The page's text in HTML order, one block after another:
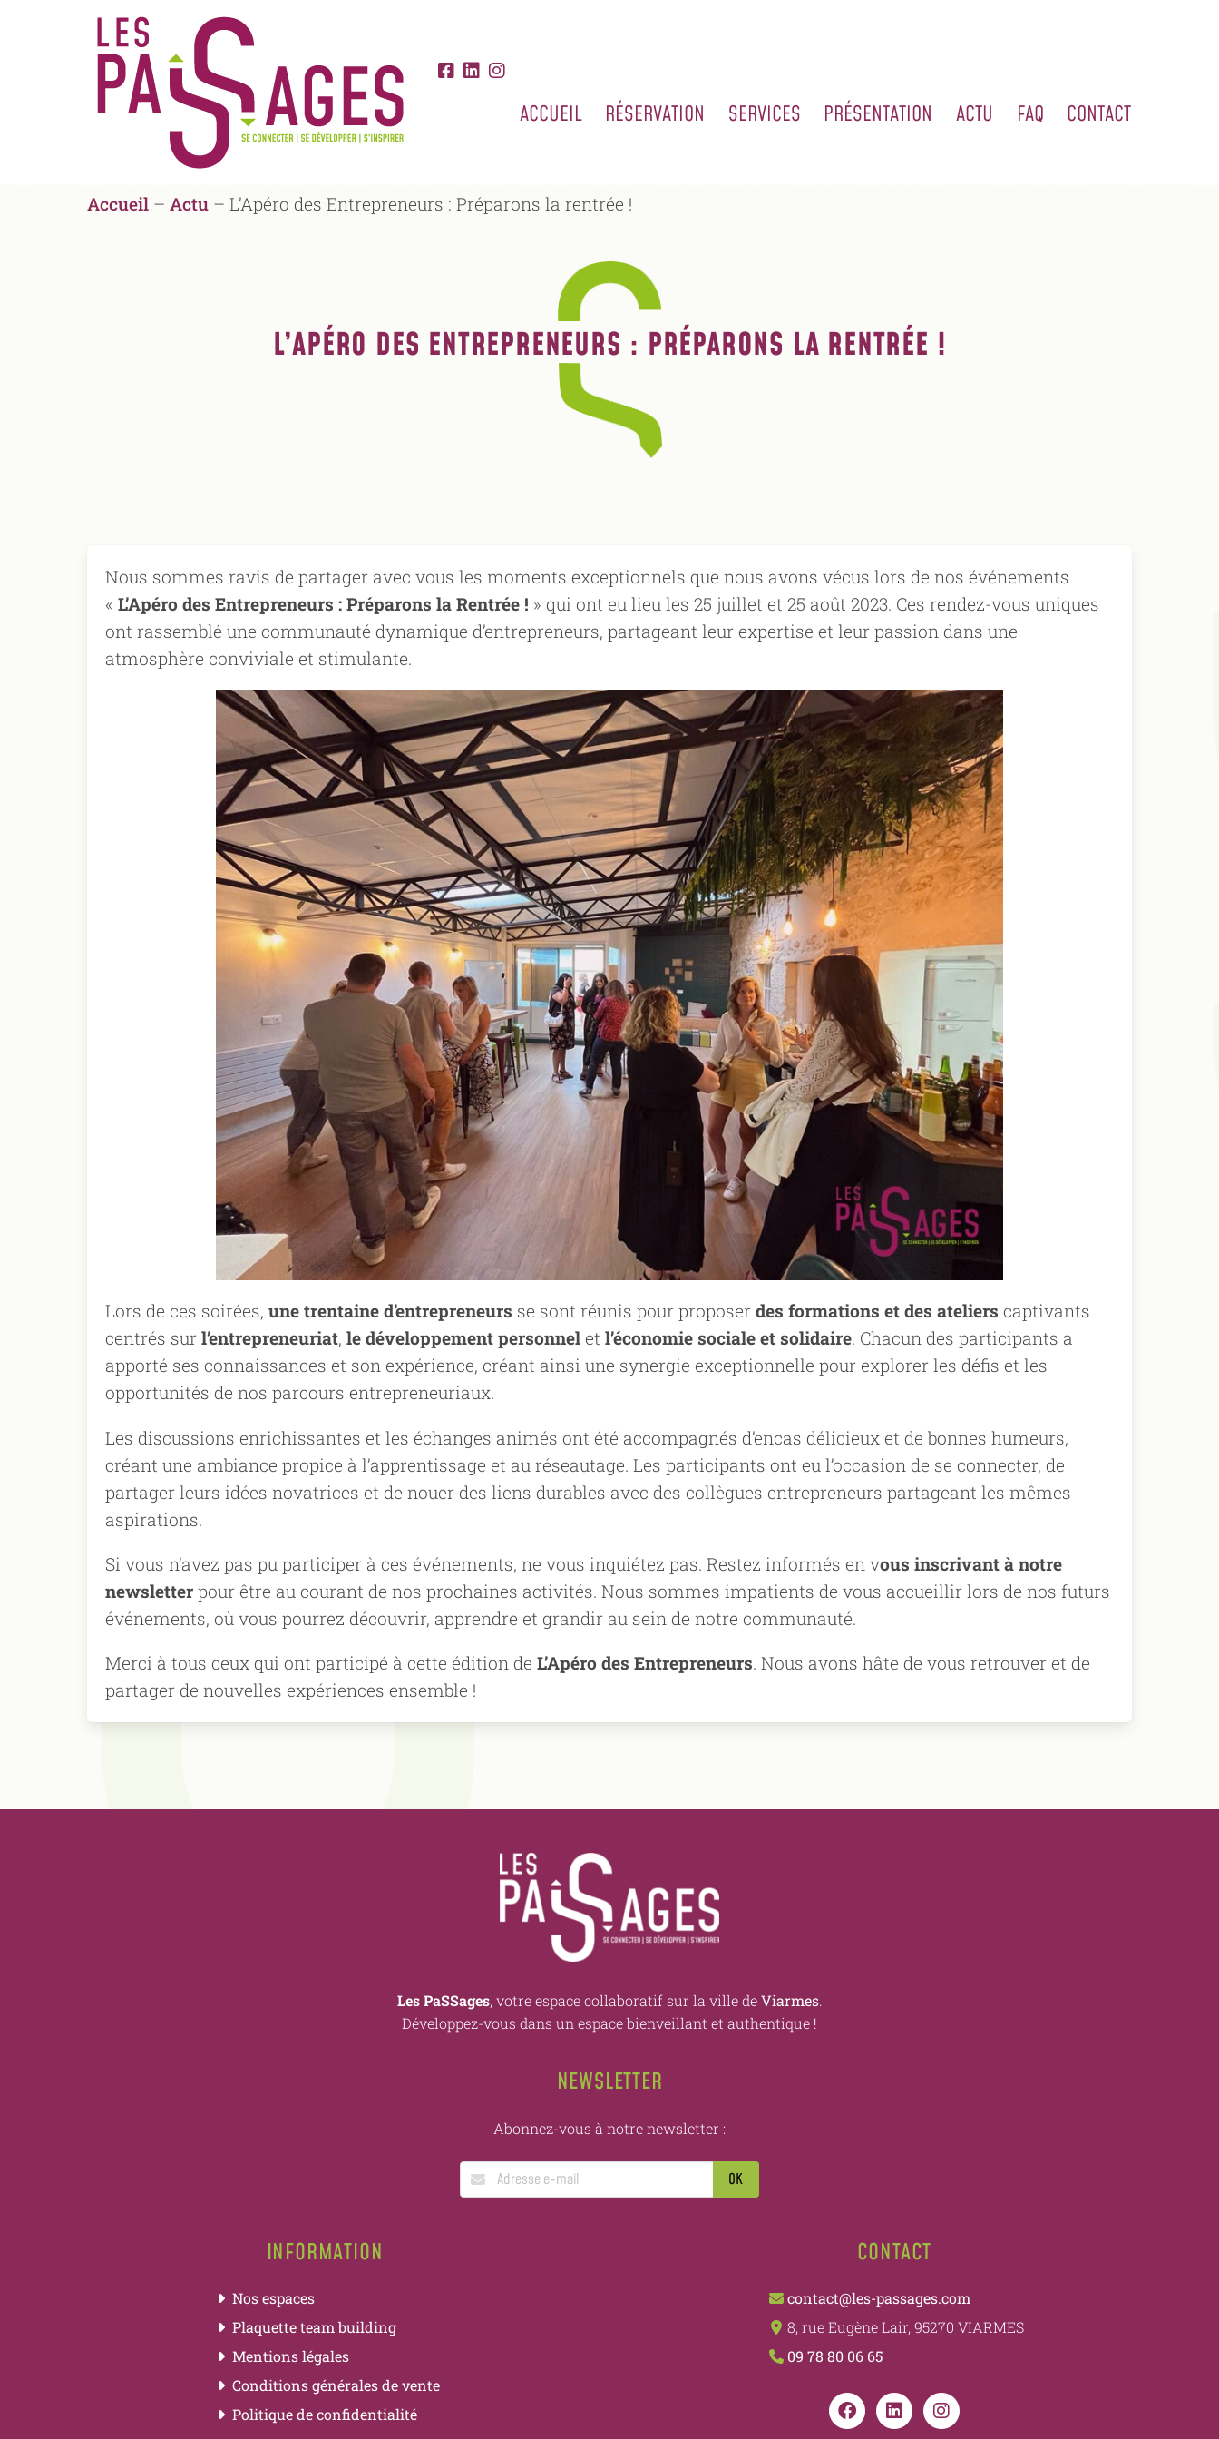
ACCUEIL RÉSERVATION SERVICES PRÉSENTATION ACTU FAQ CONTACT
Accueil – Actu – L’Apéro des Entrepreneurs : Préparons la rentrée !
L’APÉRO DES ENTREPRENEURS : PRÉPARONS LA RENTRÉE !
Nous sommes ravis de partager avec vous les moments exceptionnels que nous avons vécus lors de nos événements
« L’Apéro des Entrepreneurs : Préparons la Rentrée ! » qui ont eu lieu les 25 juillet et 25 août 2023. Ces rendez-vous uniques
ont rassemblé une communauté dynamique d’entrepreneurs, partageant leur expertise et leur passion dans une
atmosphère conviviale et stimulante.
Lors de ces soirées, une trentaine d’entrepreneurs se sont réunis pour proposer des formations et des ateliers captivants
centrés sur l’entrepreneuriat, le développement personnel et l’économie sociale et solidaire. Chacun des participants a
apporté ses connaissances et son expérience, créant ainsi une synergie exceptionnelle pour explorer les défis et les
opportunités de nos parcours entrepreneuriaux.
Les discussions enrichissantes et les échanges animés ont été accompagnés d’encas délicieux et de bonnes humeurs,
créant une ambiance propice à l’apprentissage et au réseautage. Les participants ont eu l’occasion de se connecter, de
partager leurs idées novatrices et de nouer des liens durables avec des collègues entrepreneurs partageant les mêmes
aspirations.
Si vous n’avez pas pu participer à ces événements, ne vous inquiétez pas. Restez informés en vous inscrivant à notre
newsletter pour être au courant de nos prochaines activités. Nous sommes impatients de vous accueillir lors de nos futurs
événements, où vous pourrez découvrir, apprendre et grandir au sein de notre communauté.
Merci à tous ceux qui ont participé à cette édition de L’Apéro des Entrepreneurs. Nous avons hâte de vous retrouver et de
partager de nouvelles expériences ensemble !
Les PaSSages, votre espace collaboratif sur la ville deViarmes.
Développez-vous dans un espace bienveillant et authentique !
NEWSLETTER
Abonnez-vous à notre newsletter :
INFORMATION
Nos espaces
Plaquette team building
Mentions légales
Conditions générales de vente
Politique de confidentialité
CONTACT
contact@les-passages.com
8, rue Eugène Lair, 95270 VIARMES
09 78 80 06 65